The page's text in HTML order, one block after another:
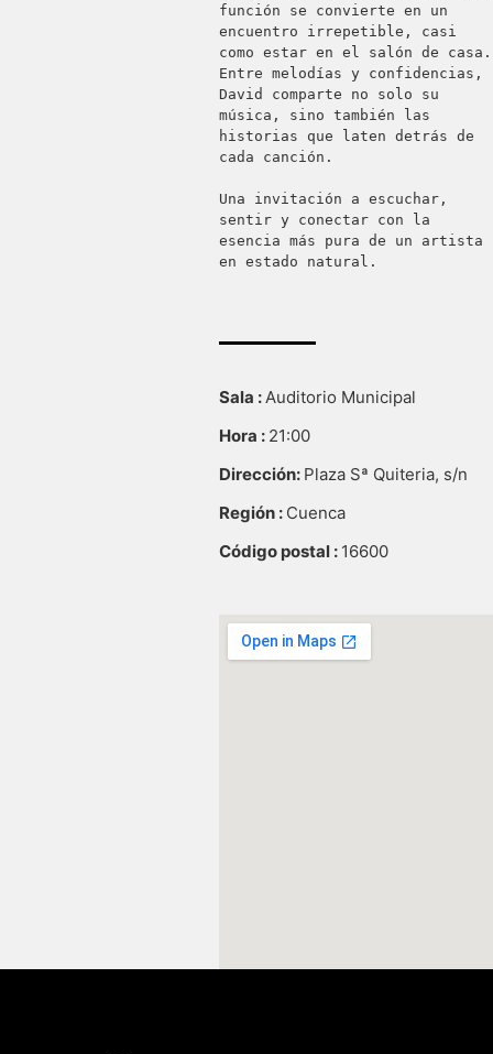
función se convierte en un
encuentro irrepetible, casi
como estar en el salón de casa.
Entre melodías y confidencias,
David comparte no solo su
música, sino también las
historias que laten detrás de
cada canción.
Una invitación a escuchar,
sentir y conectar con la
esencia más pura de un artista
en estado natural.
Sala : Auditorio Municipal
Hora : 21:00
Dirección: Plaza Sª Quiteria, s/n
Región : Cuenca
Código postal : 16600